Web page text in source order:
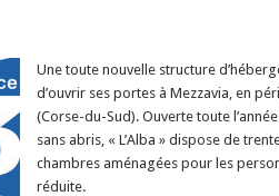
Une toute nouvelle structure
d’ouvrir ses portes à Mezzavia, en
(Corse-du-Sud). Ouverte toute
sans abris, « L’Alba » dispose de
chambres aménagées pour les
réduite.